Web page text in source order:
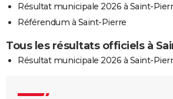
Résultat municipale 2026 à Saint-
Référendum à Saint-Pierre
Tous les résultats officiels à
Résultat municipale 2026 à Saint-